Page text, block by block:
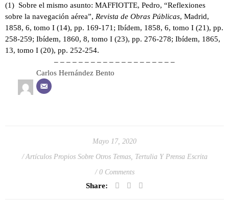
(1) Sobre el mismo asunto: MAFFIOTTE, Pedro, “Reflexiones
sobre la navegación aérea”, Revista de Obras Públicas, Madrid,
1858, 6, tomo I (14), pp. 169-171; Ibídem, 1858, 6, tomo I (21), pp.
258-259; Ibídem, 1860, 8, tomo I (23), pp. 276-278; Ibídem, 1865,
13, tomo I (20), pp. 252-254.
– – – – – – – – – – – – – – – – – – – –
Carlos Hernández Bento
Mayo 17, 2020
Artículos Propios Sobre Otros Temas, Tertulia Y Prensa Escrita
0 Comments
Share: